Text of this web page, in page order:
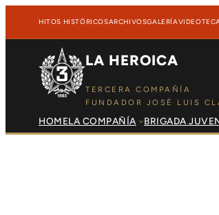
Saltar al contenido
Saltar al contenido
HITOS HISTÓRICOSARCHIVOSGALERÍA
LA HEROICA
TERCERA COMPAÑÍA
FUNDADOR JOSÉ LUIS
HOMELA COMPAÑÍA BRIGADA